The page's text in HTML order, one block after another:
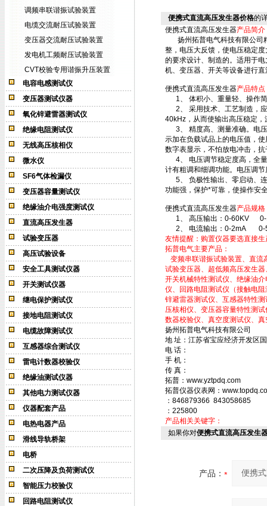
调频串联谐振试验装置
电缆交流耐压试验装置
变压器交流耐压试验装置
发电机工频耐压试验装置
CVT校验专用谐振升压装置
电容电感测试仪
变压器测试仪器
氧化锌避雷器测试仪
绝缘电阻测试仪
无线高压核相仪
微水仪
SF6气体检漏仪
变压器容量测试仪
绝缘油介电强度测试仪
直流高压发生器
试验变压器
高压试验设备
安全工具测试仪器
开关测试仪器
继电保护测试仪
接地电阻测试仪
电缆故障测试仪
互感器综合测试仪
雷电计数器校验仪
绝缘油测试仪器
其他电力测试仪器
仪器配套产品
电热电器产品
滑线导轨桥架
电桥
二次压降及负荷测试仪
智能压力校验仪
回路电阻测试仪
便携式直流高压发生器价格的
便携式直流高压发生器产品简介
扬州拓普电气科技有限公司
整，电压大反馈，使电压稳定
的要求设计、制造的。适用于
机、变压器、开关等设备进行
便携式直流高压发生器产品特点
1、 体积小、重量轻、操作简
2、 采用技术、工艺制造，应
40kHz，从而使输出高压稳
3、 精度高、测量准确。电压
示加在负载试品上的电压值，
数字表显示，不怕放电冲击，
4、 电压调节稳定度高，全量
计有粗调和细调功能。电压调
5、 负极性输出、零启动、连
功能强，保护*可靠，使操作安
便携式直流高压发生器产品规格
1、 高压输出：0-60KV
2、 电流输出：0-2mA
友情提醒：购置仪器要选直接
拓普电气主要产品：
变频串联谐振试验装置、直流
试验变压器、超低频高压发生
开关机械特性测试仪、绝缘油
仪、回路电阻测试仪（接触电
锌避雷器测试仪、互感器特性
压核相仪、变压器容量特性测
数器校验仪、真空度测试仪、
扬州拓普电气科技有限公司
地 址：江苏省宝应经济开发区
电 话：
手 机：
传 真：
拓普：www.yztpdq.com
拓普仪器仪表网：
：846879366 843058685
：225800
产品相关关键字：
如果你对便携式直流高压发生
产品：